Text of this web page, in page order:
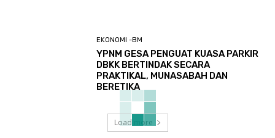
EKONOMI -BM
YPNM GESA PENGUAT KUASA PARKIR
DBKK BERTINDAK SECARA
PRAKTIKAL, MUNASABAH DAN
BERETIKA
Load more